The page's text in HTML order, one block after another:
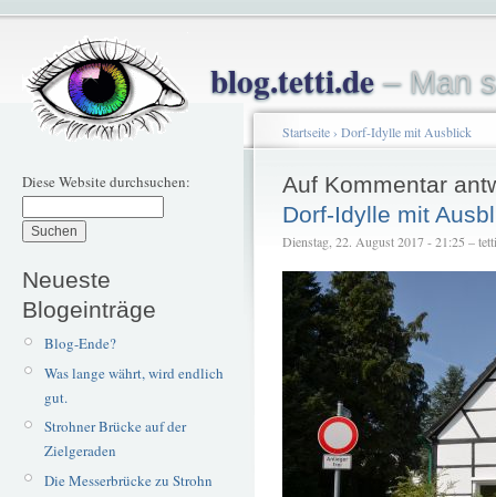
blog.tetti.de– Man
Diese Website durchsuchen:
Neueste
Blogeinträge
Blog-Ende?
Was lange währt, wird endlich
gut.
Strohner Brücke auf der
Zielgeraden
Die Messerbrücke zu Strohn
Startseite› Dorf-Idylle mit Ausblick
Auf Kommentar
Dorf-Idylle mit
Dienstag, 22. August 2017 - 21:25 – tetti